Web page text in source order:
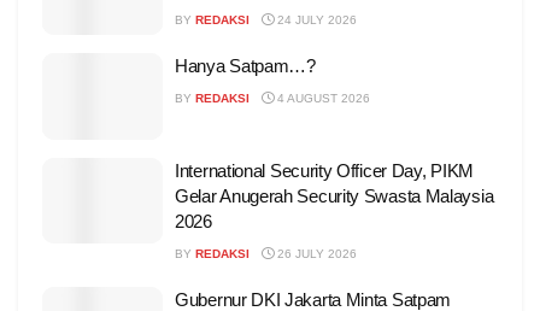
BY REDAKSI 24 JULY 2026
Hanya Satpam…?
BY REDAKSI 4 AUGUST 2026
International Security Officer Day, PIKM
Gelar Anugerah Security Swasta Malaysia
2026
BY REDAKSI 26 JULY 2026
Gubernur DKI Jakarta Minta Satpam